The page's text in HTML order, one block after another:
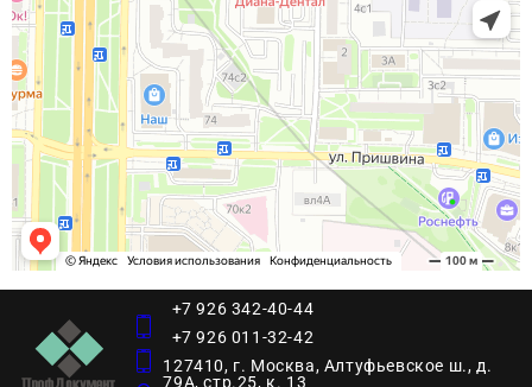
+7 926 342-40-44
+7 926 011-32-42
127410, г. Москва, Алтуфьевское ш., д.
79А, стр.25, к. 13​